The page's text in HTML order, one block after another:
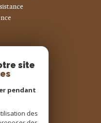
site
pendant
des